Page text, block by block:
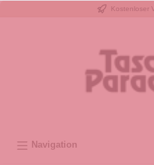
Kostenloser
Navigation